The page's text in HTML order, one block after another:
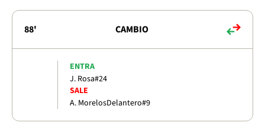
88' CAMBIO
ENTRA
J. Rosa#24
SALE
A. MorelosDelantero#9